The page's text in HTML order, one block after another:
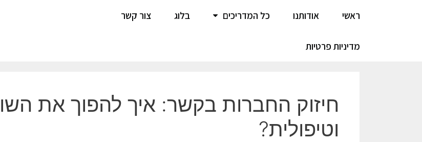
ראשי אודותנו כל המדריכים בלוג צור קשר
מדיניות פרטיות
חיזוק החברות בקשר: איך להפוך את
וטיפולית?